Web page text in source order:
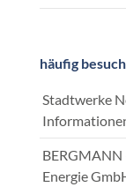
häufig
Stadtwerke
BERGMANN
Energie